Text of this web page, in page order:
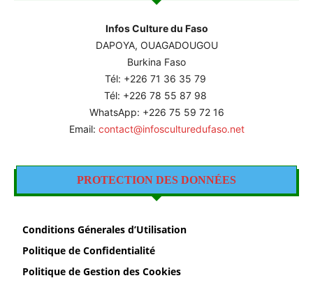
Infos Culture du Faso
DAPOYA, OUAGADOUGOU
Burkina Faso
Tél: +226 71 36 35 79
Tél: +226 78 55 87 98
WhatsApp: +226 75 59 72 16
Email: contact@infosculturedufaso.net
PROTECTION DES DONNÉES
Conditions Génerales d’Utilisation
Politique de Confidentialité
Politique de Gestion des Cookies